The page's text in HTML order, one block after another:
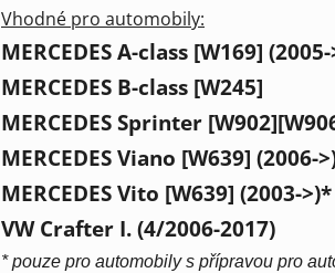
Vhodné pro automobily:
MERCEDES A-class [W169]
MERCEDES B-class [W245]
MERCEDES Sprinter
MERCEDES Viano [W639] (2006-
MERCEDES Vito [W639] (2003->)*
VW Crafter I. (4/2006-2017)
* pouze pro automobily s přípravou pro